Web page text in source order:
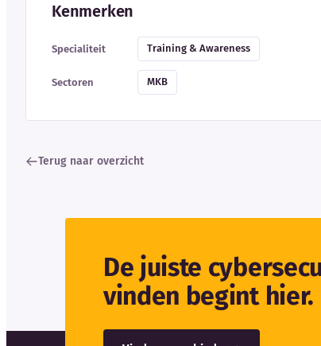
Kenmerken
Specialiteit Training & Awareness
Sectoren MKB
Terug naar overzicht
De juiste
vinden begint hier.